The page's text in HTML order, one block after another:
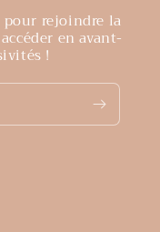
rejoindre la
en avant-
!